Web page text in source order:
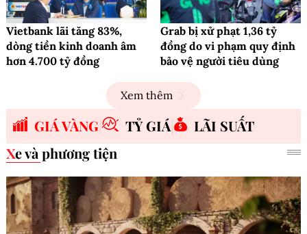
Vietbank lãi tăng 83%,
dòng tiền kinh doanh âm
hơn 4.700 tỷ đồng
Grab bị xử phạt 1,36 tỷ
đồng do vi phạm quy định
bảo vệ người tiêu dùng
Xem thêm
GIÁ VÀNG TỶ GIÁ
LÃI SUẤT
Xe và phương tiện